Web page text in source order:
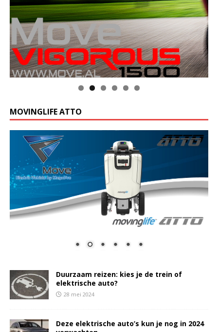
MOVINGLIFE ATTO
Duurzaam reizen: kies je de trein of
elektrische auto?
28 mei 2024
Deze elektrische auto’s kun je nog in 2024